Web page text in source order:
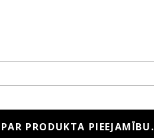
PRODUKTA PIEEJAMĪBU.